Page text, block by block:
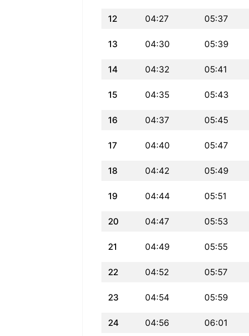
12 04:27 05:37
13 04:30 05:39
14 04:32 05:41
15 04:35 05:43
16 04:37 05:45
17 04:40 05:47
18 04:42 05:49
19 04:44 05:51
20 04:47 05:53
21 04:49 05:55
22 04:52 05:57
23 04:54 05:59
24 04:56 06:01